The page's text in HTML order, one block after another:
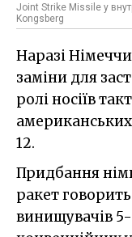
Joint Strike Missile у
Kongsberg
Наразі
заміни для
ролі носіїв
12.
Придбання
ракет
винищувачів